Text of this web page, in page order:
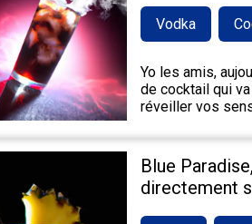
Vodka
Yo les amis,
de cocktail qui
réveiller vos
Blue
directement